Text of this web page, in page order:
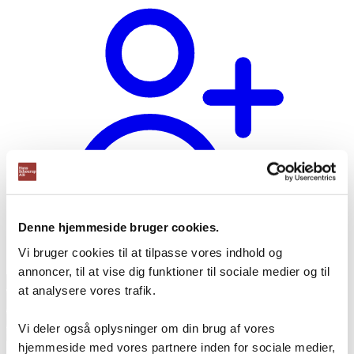
Denne hjemmeside bruger cookies.
Vi bruger cookies til at tilpasse vores indhold og
annoncer, til at vise dig funktioner til sociale medier og til
at analysere vores trafik.
Vi deler også oplysninger om din brug af vores
hjemmeside med vores partnere inden for sociale medier,
Opret bruger
Products
search